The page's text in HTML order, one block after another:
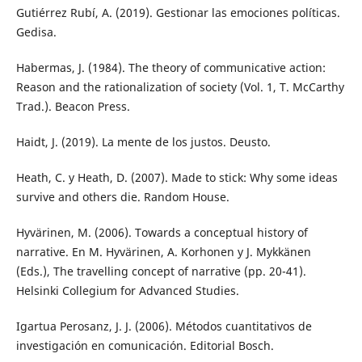
Gutiérrez Rubí, A. (2019). Gestionar las emociones políticas.
Gedisa.
Habermas, J. (1984). The theory of communicative action:
Reason and the rationalization of society (Vol. 1, T. McCarthy
Trad.). Beacon Press.
Haidt, J. (2019). La mente de los justos. Deusto.
Heath, C. y Heath, D. (2007). Made to stick: Why some ideas
survive and others die. Random House.
Hyvärinen, M. (2006). Towards a conceptual history of
narrative. En M. Hyvärinen, A. Korhonen y J. Mykkänen
(Eds.), The travelling concept of narrative (pp. 20-41).
Helsinki Collegium for Advanced Studies.
Igartua Perosanz, J. J. (2006). Métodos cuantitativos de
investigación en comunicación. Editorial Bosch.